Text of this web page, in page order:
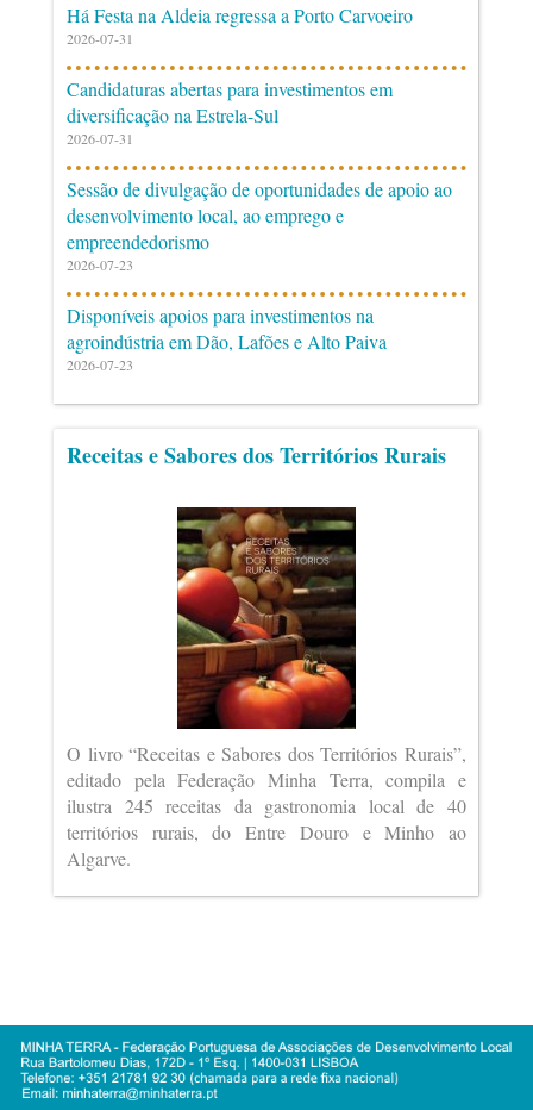
Há Festa na Aldeia regressa a Porto Carvoeiro
2026-07-31
Candidaturas abertas para investimentos em
diversificação na Estrela-Sul
2026-07-31
Sessão de divulgação de oportunidades de apoio ao
desenvolvimento local, ao emprego e
empreendedorismo
2026-07-23
Disponíveis apoios para investimentos na
agroindústria em Dão, Lafões e Alto Paiva
2026-07-23
Receitas e Sabores dos Territórios Rurais
O livro “Receitas e Sabores dos Territórios Rurais”,
editado pela Federação Minha Terra, compila e
ilustra 245 receitas da gastronomia local de 40
territórios rurais, do Entre Douro e Minho ao
Algarve.